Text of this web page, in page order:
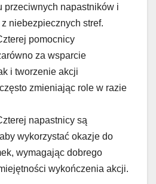
przeciwnych napastników i
niebezpiecznych stref.
pomocnicy
za wsparcie
i tworzenie akcji
zmieniając role w razie
napastnicy są
wykorzystać okazje do
wymagając dobrego
wykończenia akcji.